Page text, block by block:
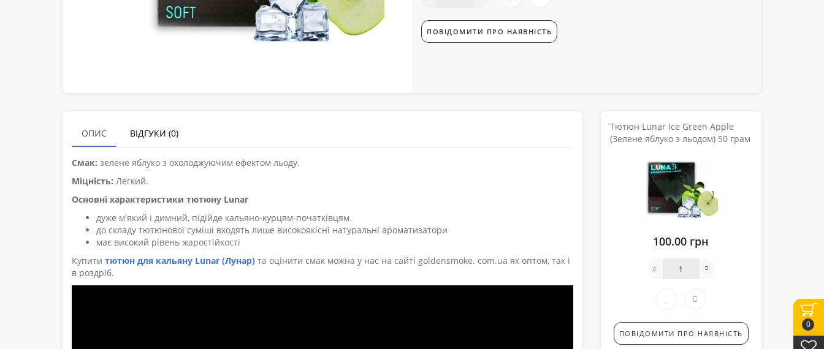
0
ПОВІДОМИТИ ПРО НАЯВНІСТЬ
ОПИС ВІДГУКИ (0)
Смак: зелене яблуко з охолоджуючим ефектом льоду.
Міцність: Легкий.
Основні характеристики тютюну Lunar
дуже м'який і димний, підійде кальяно-курцям-початківцям.
до складу тютюнової суміші входять лише високоякісні натуральні ароматизатори
має високий рівень жаростійкості
Купити тютюн для кальяну Lunar (Лунар) та оцінити смак можна у нас на сайті goldensmoke. com.ua як оптом, так і
в роздріб.
Тютюн Lunar Ice Green Apple
(Зелене яблуко з льодом) 50 грам
100.00 грн
ПОВІДОМИТИ ПРО НАЯВНІСТЬ